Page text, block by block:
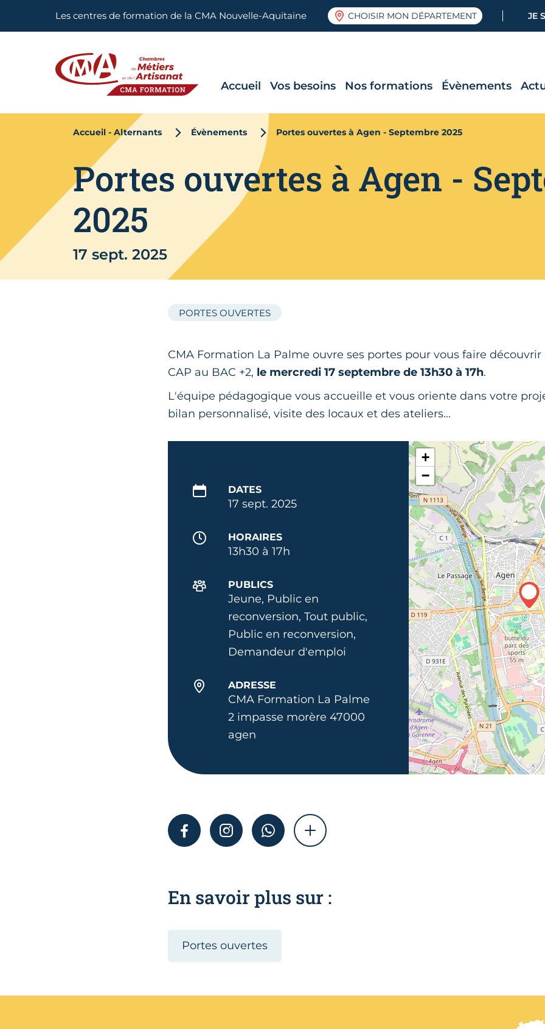
Les centres de formation de la CMA Nouvelle-Aquitaine CHOISIR MON DÉPARTEMENT JE
Accueil Vos besoins Nos formations Évènements
Accueil - Alternants Évènements Portes ouvertes à Agen - Septembre 2025
Portes ouvertes à Agen -
2025
17 sept. 2025
PORTES OUVERTES
CMA Formation La Palme ouvre ses portes pour vous faire
CAP au BAC +2, le mercredi 17 septembre de 13h30 à 17h.
L'équipe pédagogique vous accueille et vous oriente dans votre
bilan personnalisé, visite des locaux et des ateliers...
DATES
17 sept. 2025
HORAIRES
13h30 à 17h
PUBLICS
Jeune, Public en
reconversion, Tout public,
Public en reconversion,
Demandeur d'emploi
ADRESSE
CMA Formation La Palme
2 impasse morère 47000
agen
+
−
FACEBOOKINSTAGRAMWHATSAPPSHOW MORE
En savoir plus sur :
Portes ouvertes
Nos centres de